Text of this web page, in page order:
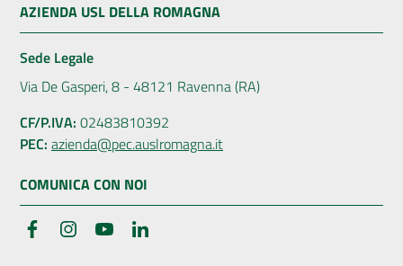
AZIENDA USL DELLA ROMAGNA
Sede Legale
Via De Gasperi, 8 - 48121 Ravenna (RA)
CF/P.IVA: 02483810392
PEC: azienda@pec.auslromagna.it
COMUNICA CON NOI
FacebookInstagramYouTube